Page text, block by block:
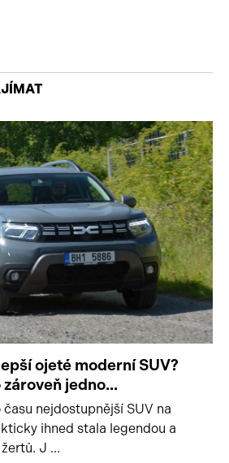
ojeté moderní SUV?
jedno...
nejdostupnější SUV na
ihned stala legendou a
J ...